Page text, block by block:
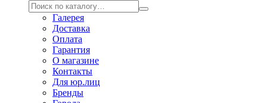
Галерея
Доставка
Оплата
Гарантия
О магазине
Контакты
Для юр.лиц
Бренды